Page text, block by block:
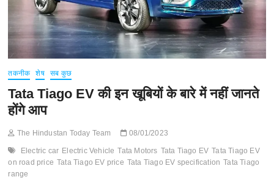
तकनीक शेष सब कुछ
Tata Tiago EV की इन खूबियों के बारे में नहीं जानते
होंगे आप
The Hindustan Today Team 08/01/2023
Electric car Electric Vehicle Tata Motors Tata Tiago EV Tata Tiago EV
on road price Tata Tiago EV price Tata Tiago EV specification Tata Tiago
range